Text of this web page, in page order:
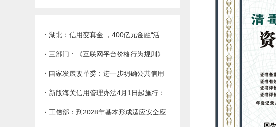
· 湖北：信用变真金 ，400亿元金融“活
水”精准滴灌春耕
· 三部门：《互联网平台价格行为规则》
今起实施
· 国家发展改革委：进一步明确公共信用
信息纳入范围 保护信用主体合法权益
· 新版海关信用管理办法4月1日起施行：
通关更快一步 竞争更胜一筹
· 工信部：到2028年基本形成适应安全应